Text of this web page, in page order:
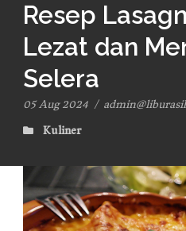
Resep
Lezat dan
Selera
05 Aug 2024 /
Kuliner